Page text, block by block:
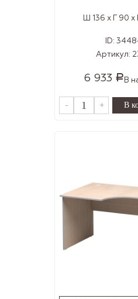
Ш 136 x Г 90 x
ID:
Артикул:
6 933 Р В
- +